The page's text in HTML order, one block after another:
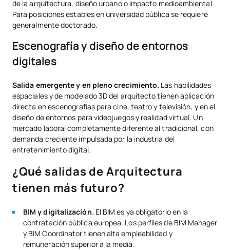
de la arquitectura, diseño urbano o impacto medioambiental.
Para posiciones estables en universidad pública se requiere
generalmente doctorado.
Escenografía y diseño de entornos
digitales
Salida emergente y en pleno crecimiento. Las habilidades
espaciales y de modelado 3D del arquitecto tienen aplicación
directa en escenografías para cine, teatro y televisión, y en el
diseño de entornos para videojuegos y realidad virtual. Un
mercado laboral completamente diferente al tradicional, con
demanda creciente impulsada por la industria del
entretenimiento digital.
¿Qué salidas de Arquitectura
tienen más futuro?
BIM y digitalización. El BIM es ya obligatorio en la
contratación pública europea. Los perfiles de BIM Manager
y BIM Coordinator tienen alta empleabilidad y
remuneración superior a la media.